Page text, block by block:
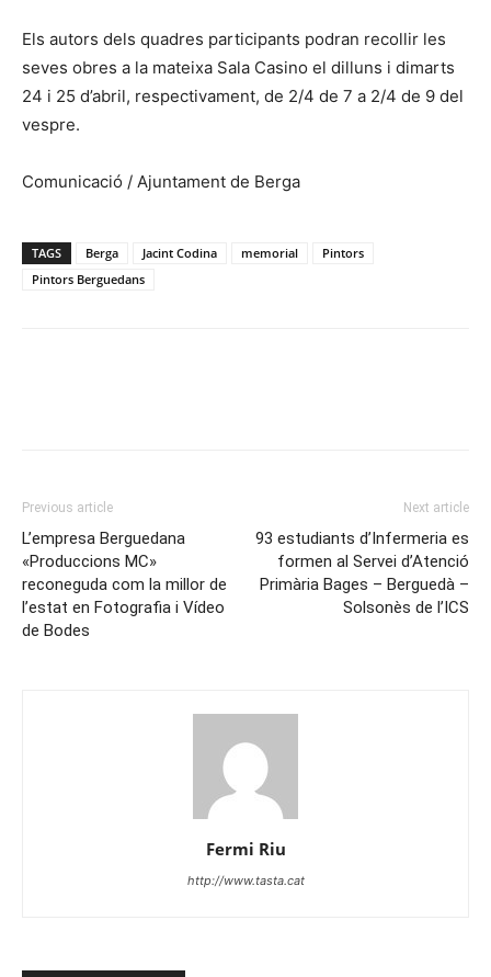
Els autors dels quadres participants podran recollir les
seves obres a la mateixa Sala Casino el dilluns i dimarts
24 i 25 d’abril, respectivament, de 2/4 de 7 a 2/4 de 9 del
vespre.
Comunicació / Ajuntament de Berga
TAGS Berga Jacint Codina memorial
Pintors
Pintors Berguedans
Previous article
L’empresa Berguedana
«Produccions MC»
reconeguda com la millor de
l’estat en Fotografia i Vídeo
de Bodes
Next article
93 estudiants d’Infermeria es
formen al Servei d’Atenció
Primària Bages – Berguedà –
Solsonès de l’ICS
Fermi Riu
http://www.tasta.cat